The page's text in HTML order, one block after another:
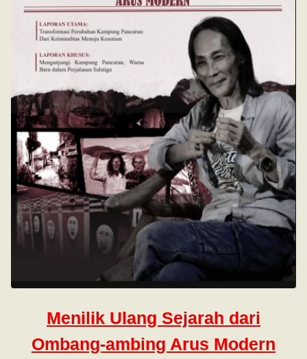
Menilik Ulang Sejarah dari
Ombang-ambing Arus Modern